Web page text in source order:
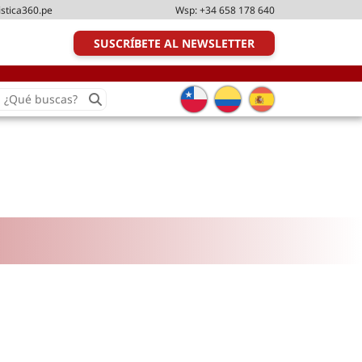
Wsp:+34 658 178 640
SUSCRÍBETE AL NEWSLETTER
Search
for: